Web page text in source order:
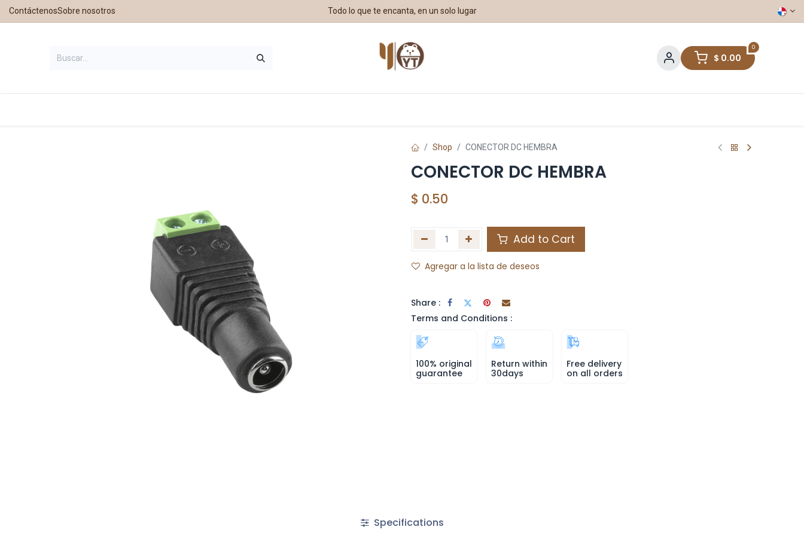
ContáctenosSobre nosotros Todo lo que te encanta, en un solo lugar
0
$ 0.00
Shop CONECTOR DC HEMBRA
CONECTOR DC HEMBRA
$ 0.50
Add to Cart
Agregar a la lista de deseos
Share :
Terms and Conditions :
100% original
guarantee
Return within
30days
Free delivery
on all orders
Specifications